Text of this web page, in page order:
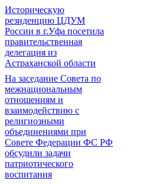
Историческую
резиденцию ЦДУМ
России в г.Уфа посетила
правительственная
делегация из
Астраханской области
На заседание Совета по
межнациональным
отношениям и
взаимодействию с
религиозными
объединениями при
Совете Федерации ФС РФ
обсудили задачи
патриотического
воспитания